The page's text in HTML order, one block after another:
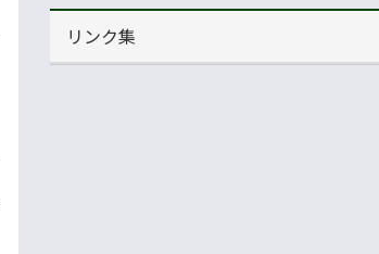
リンク集